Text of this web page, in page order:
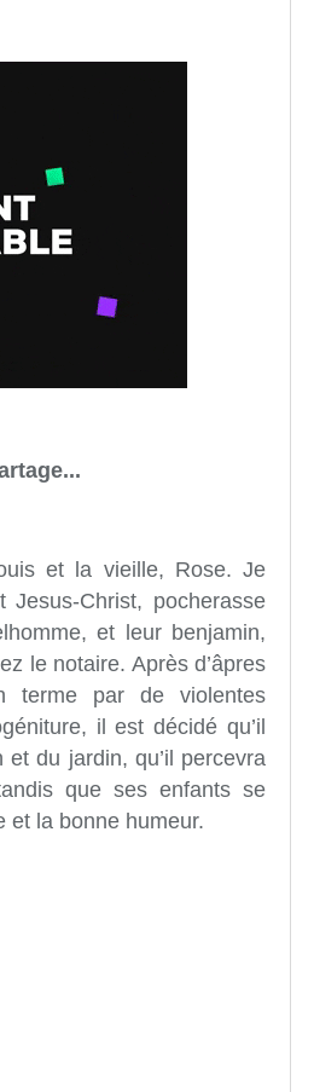
et la vieille, Rose. Je
Christ, pocherasse
et leur benjamin,
le notaire. Après d’âpres
terme par de violentes
il est décidé qu’il
du jardin, qu’il percevra
que ses enfants se
et la bonne humeur.